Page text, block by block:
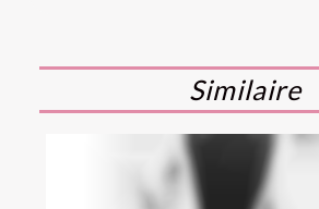
Similaire